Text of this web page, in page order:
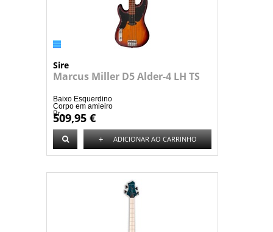
Sire
Marcus Miller D5 Alder-4 LH TS
Baixo Esquerdino
Corpo em amieiro
Br...
509,95 €
+ ADICIONAR AO CARRINHO